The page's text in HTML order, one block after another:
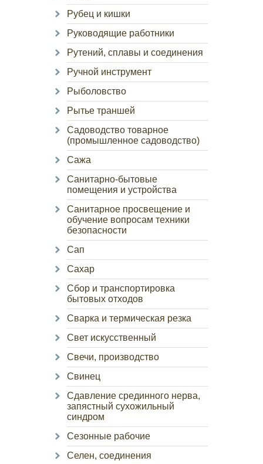
Рубец и кишки
Руководящие работники
Рутений, сплавы и соединения
Ручной инструмент
Рыболовство
Рытье траншей
Садоводство товарное
(промышленное садоводство)
Сажа
Санитарно-бытовые
помещения и устройства
Санитарное просвещение и
обучение вопросам техники
безопасности
Сап
Сахар
Сбор и транспортировка
бытовых отходов
Сварка и термическая резка
Свет искусственный
Свечи, производство
Свинец
Сдавление срединного нерва,
запястный сухожильный
синдром
Сезонные рабочие
Селен, соединения